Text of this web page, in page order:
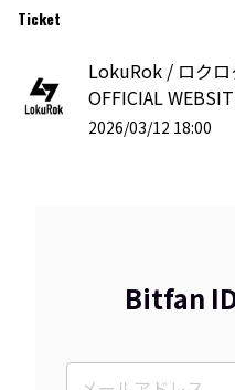
Ticket
LokuRok / ロクロ
OFFICIAL
2026/03/12 18:00
Bitfan